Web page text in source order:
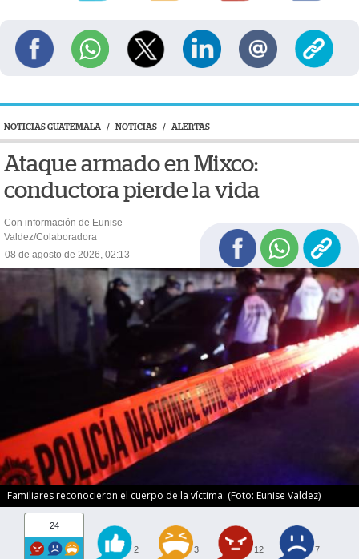
NOTICIAS GUATEMALA / NOTICIAS / ALERTAS
Ataque armado en Mixco:
conductora pierde la vida
Con información de Eunise
Valdez/Colaboradora
08 de agosto de 2026, 02:13
Familiares reconocieron el cuerpo de la víctima. (Foto: Eunise Valdez)
24
2 3 12 7